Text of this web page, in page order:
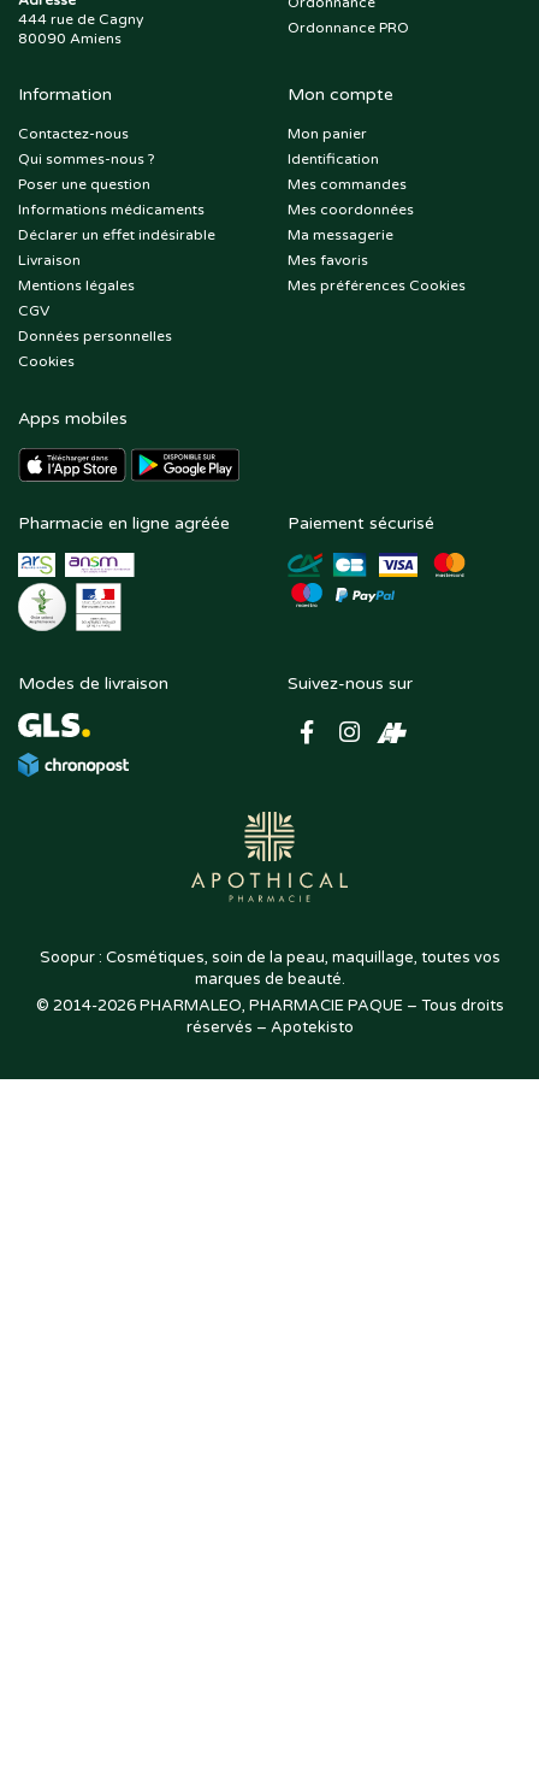
444 rue de Cagny
80090 Amiens
Ordonnance PRO
Information
Contactez-nous
Qui sommes-nous ?
Poser une question
Informations médicaments
Déclarer un effet indésirable
Livraison
Mentions légales
CGV
Données personnelles
Cookies
Mon compte
Mon panier
Identification
Mes commandes
Mes coordonnées
Ma messagerie
Mes favoris
Mes préférences Cookies
Apps mobiles
Pharmacie en ligne agréée Paiement sécurisé
Modes de livraison Suivez-nous sur
Soopur : Cosmétiques, soin de la peau, maquillage, toutes vos
marques de beauté.
© 2014-2026PHARMALEO, PHARMACIE PAQUE – Tous droits
réservés – Apotekisto,